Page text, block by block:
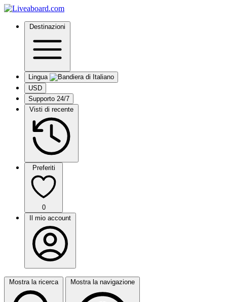
Destinazioni
Lingua
USD
Supporto 24/7
Visti di recente
Preferiti
0
Il mio account
Mostra la ricerca Mostra la navigazione